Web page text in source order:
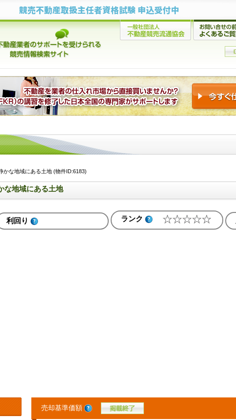
競売不動産取扱主任者資格試験 申込受付中
な地域にある土地 (物件ID:6183)
な地域にある土地
利回り ランク
売却基準価額